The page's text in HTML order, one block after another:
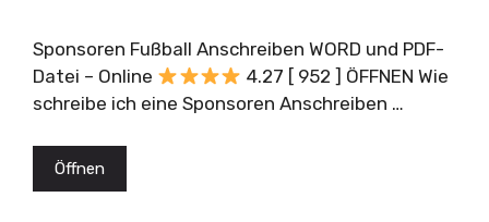
Sponsoren Fußball Anschreiben WORD und PDF-
Datei – Online
4.27 [ 952 ] ÖFFNEN Wie
schreibe ich eine Sponsoren Anschreiben …
Öffnen